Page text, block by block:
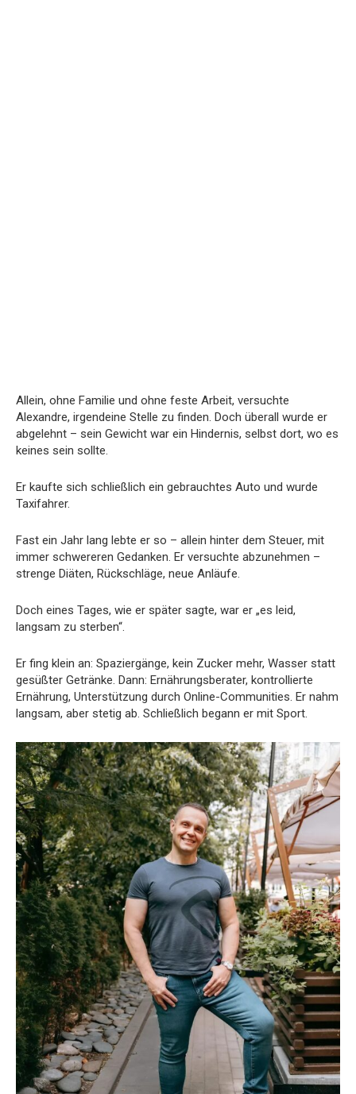
Allein, ohne Familie und ohne feste Arbeit, versuchte
Alexandre, irgendeine Stelle zu finden. Doch überall wurde er
abgelehnt – sein Gewicht war ein Hindernis, selbst dort, wo es
keines sein sollte.
Er kaufte sich schließlich ein gebrauchtes Auto und wurde
Taxifahrer.
Fast ein Jahr lang lebte er so – allein hinter dem Steuer, mit
immer schwereren Gedanken. Er versuchte abzunehmen –
strenge Diäten, Rückschläge, neue Anläufe.
Doch eines Tages, wie er später sagte, war er „es leid,
langsam zu sterben“.
Er fing klein an: Spaziergänge, kein Zucker mehr, Wasser statt
gesüßter Getränke. Dann: Ernährungsberater, kontrollierte
Ernährung, Unterstützung durch Online-Communities. Er nahm
langsam, aber stetig ab. Schließlich begann er mit Sport.